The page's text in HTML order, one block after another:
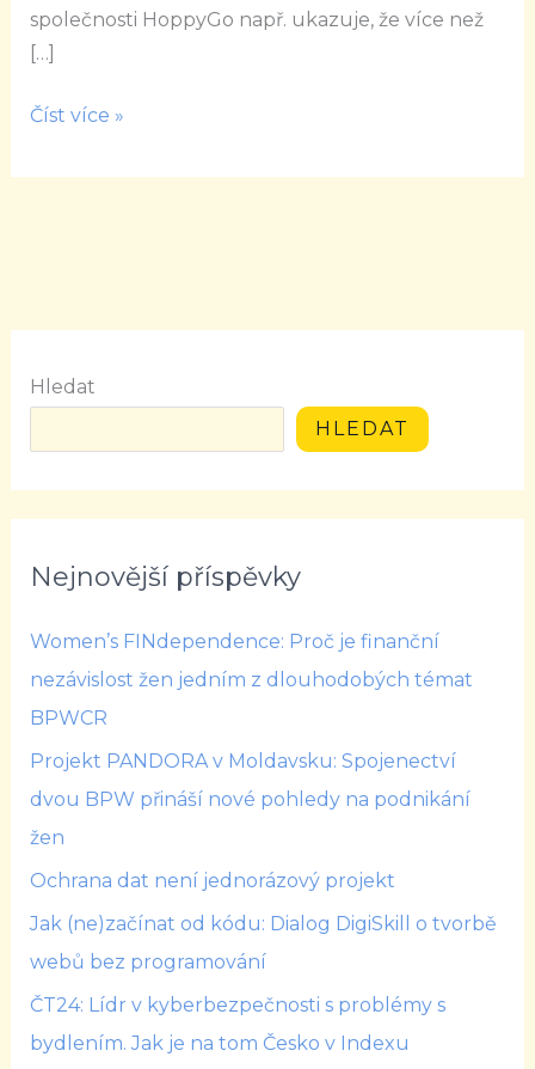
společnosti HoppyGo např. ukazuje, že více než
[…]
pomoci
mobilitu
Číst více »
Hledat
HLEDAT
Nejnovější příspěvky
Women’s FINdependence: Proč je finanční
nezávislost žen jedním z dlouhodobých témat
BPWCR
Projekt PANDORA v Moldavsku: Spojenectví
dvou BPW přináší nové pohledy na podnikání
žen
Ochrana dat není jednorázový projekt
Jak (ne)začínat od kódu: Dialog DigiSkill o tvorbě
webů bez programování
ČT24: Lídr v kyberbezpečnosti s problémy s
bydlením. Jak je na tom Česko v Indexu